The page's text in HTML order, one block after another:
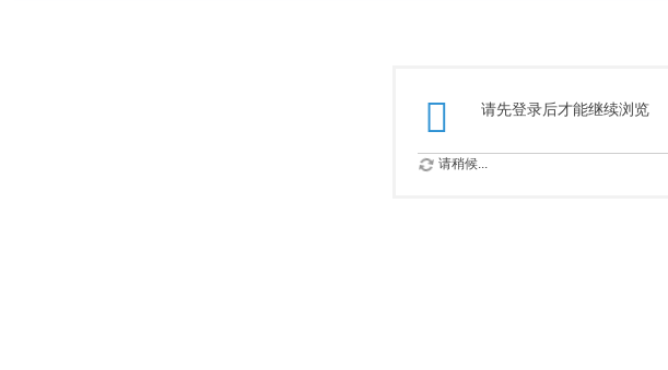
请先登录后才能继续浏览
请稍候...